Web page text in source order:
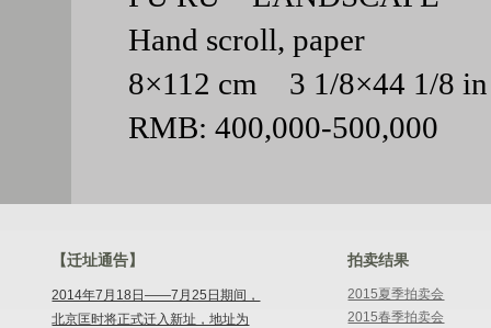
Hand scroll, paper
8×112 cm 3 1/8×44 1/8
RMB: 400,000-500,000
【迁址通告】
2014年7月18日——7月25日期间，
北京匡时将正式迁入新址，地址为
拍卖结果
2015夏季拍卖会
2015春季拍卖会